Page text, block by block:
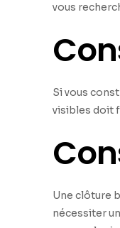
vous
Si vous
visibles doit
Une clôture
nécessiter